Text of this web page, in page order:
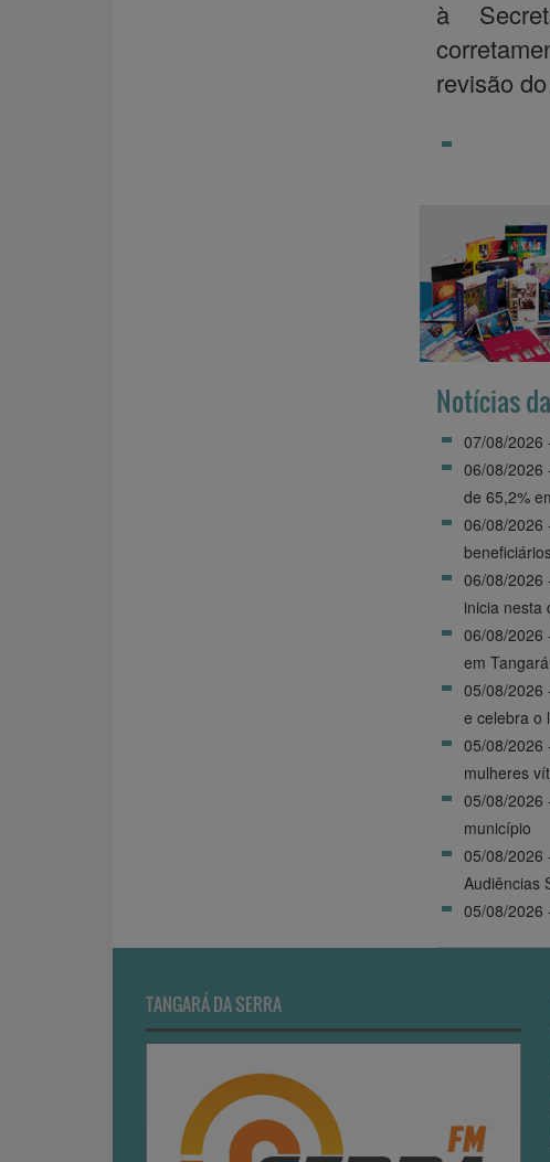
à
revisão
Notícias
07/08/2026
06/08/2026
de 65,2%
06/08/2026
06/08/2026
inicia nesta
06/08/2026
em
05/08/2026
e celebra o
05/08/2026
mulheres
05/08/2026
município
05/08/2026
Audiências
05/08/2026
TANGARÁ DA SERRA